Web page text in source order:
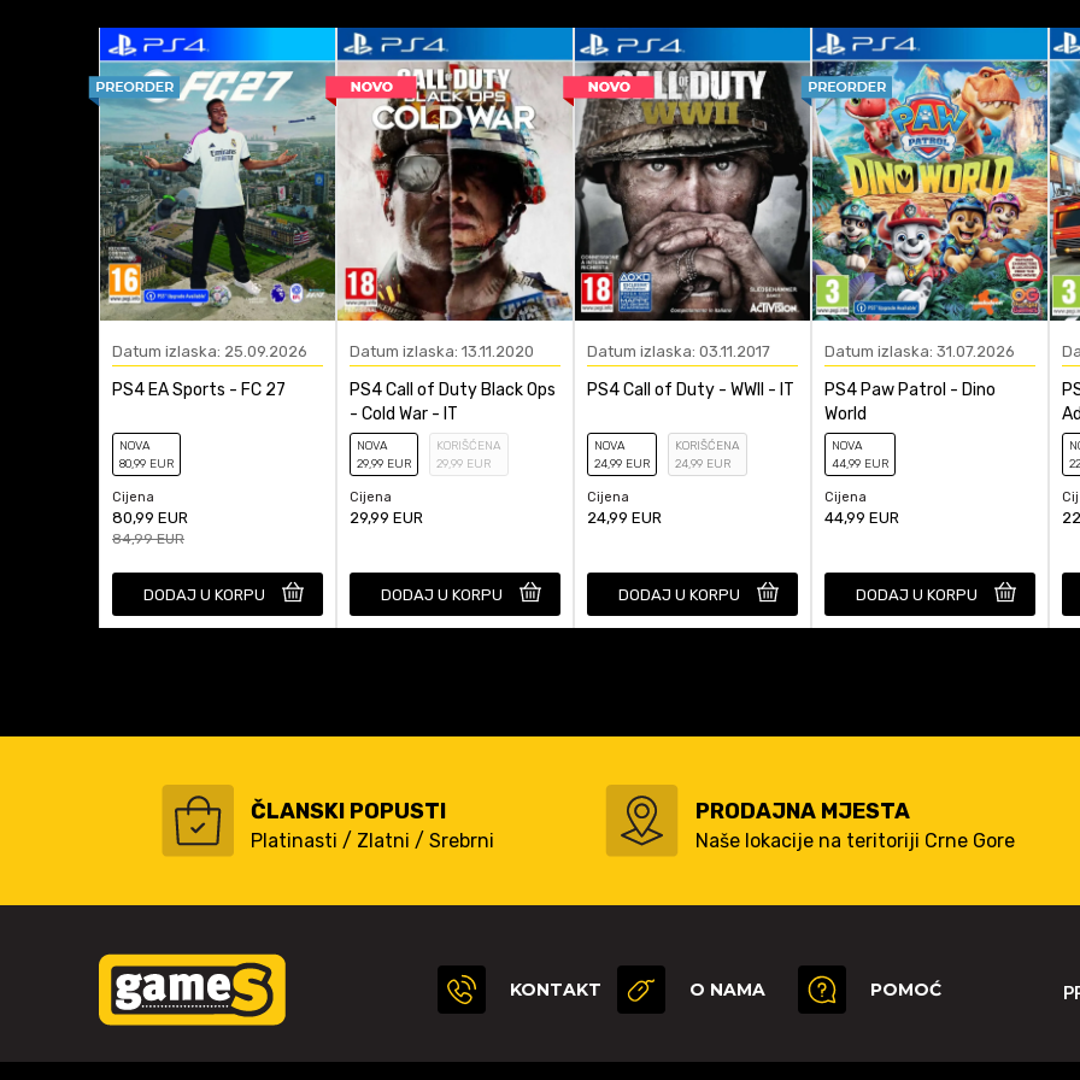
Anti-spam zaštita - izračunajte koliko je 4 + 1 :
POŠALJI
Platforma Playstation 4
Žanr Akcija - Avantura
Datum izlaska: 25.09.2026
PS4 EA Sports - FC 27
NOVA
80,99 EUR
Cijena
80,99 EUR
84,99EUR
DODAJ U KORPU
Datum izlaska: 13.11.2020
PS4 Call of Duty Black Ops
- Cold War - IT
NOVA
29,99 EUR
KORIŠĆENA
29,99 EUR
Cijena
29,99 EUR
DODAJ U KORPU
Datum izlaska: 03.11.2017
PS4 Call of Duty - WWII - IT
NOVA
24,99 EUR
KORIŠĆENA
24,99 EUR
Cijena
24,99 EUR
DODAJ U KORPU
Datum izlaska: 31.07.2026
PS4 Paw Patrol - Dino
World
NOVA
44,99 EUR
Cijena
44,99 EUR
DODAJ U KORPU
22
ČLANSKI POPUSTI
Platinasti / Zlatni / Srebrni
PRODAJNA MJESTA
Naše lokacije na teritoriji Crne Gore
KONTAKT O NAMA POMOĆ